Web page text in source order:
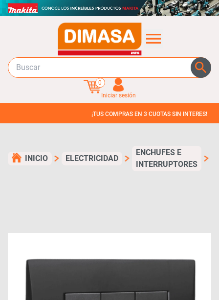
0
Iniciar sesión
¡TUS COMPRAS EN 3 CUOTAS SIN INTERES!
INICIO ELECTRICIDAD
ENCHUFES E
INTERRUPTORES